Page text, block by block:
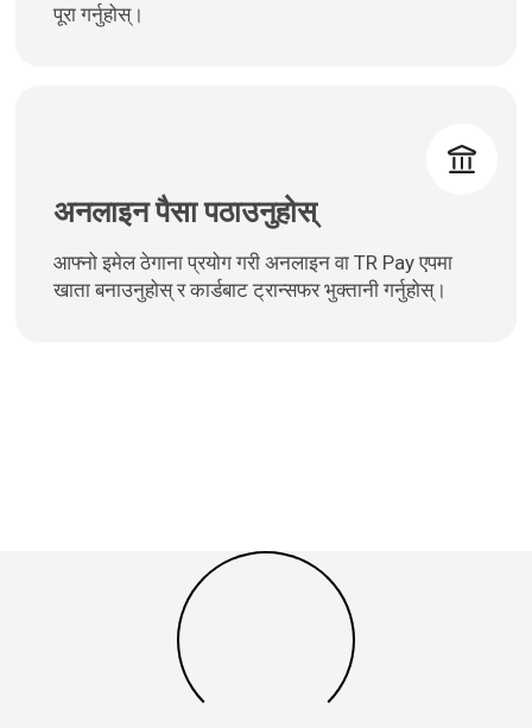
पूरा गर्नुहोस्।
अनलाइन पैसा पठाउनुहोस्
आफ्नो इमेल ठेगाना प्रयोग गरी अनलाइन वा TR Pay एपमा
खाता बनाउनुहोस् र कार्डबाट ट्रान्सफर भुक्तानी गर्नुहोस्।